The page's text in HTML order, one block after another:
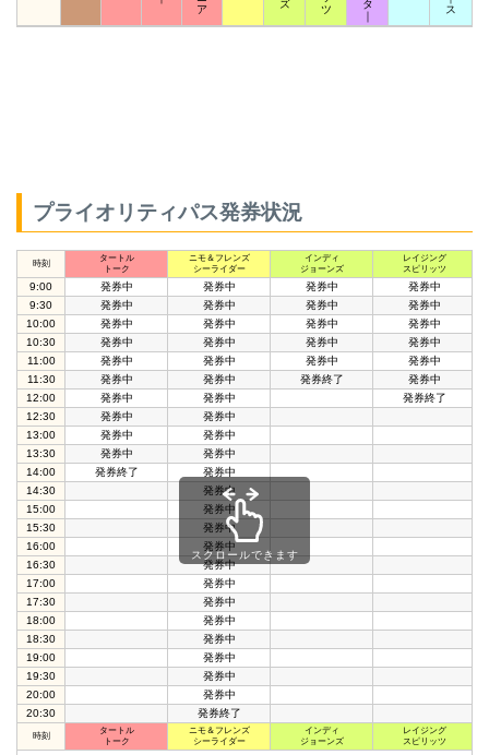
ア
ズ
ツ
タ
｜
ス
プライオリティパス発券状況
時刻
タートル
トーク
ニモ＆フレンズ
シーライダー
インディ
ジョーンズ
レイジング
スピリッツ
9:00 発券中 発券中 発券中
発券中
9:30
発券中 発券中 発券中
発券中
10:00
発券中 発券中 発券中
発券中
10:30
発券中 発券中 発券中
発券中
11:00
発券中 発券中 発券中
発券中
11:30
発券中 発券中 発券終了
発券中
12:00
発券中 発券中
発券終了
12:30
発券中
発券中
13:00
発券中
発券中
13:30
発券中
発券中
14:00
発券終了
発券中
14:30
発券中
15:00
発券中
15:30
発券中
16:00
発券中
16:30
発券中
17:00
発券中
17:30
発券中
18:00
発券中
18:30
発券中
19:00
発券中
19:30
発券中
20:00
発券中
20:30
発券終了
時刻
タートル
トーク
ニモ＆フレンズ
シーライダー
インディ
ジョーンズ
レイジング
スピリッツ
スクロールできます